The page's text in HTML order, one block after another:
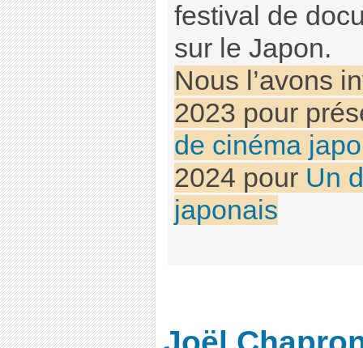
festival de
sur le Japon.
Nous l’avons
2023 pour
de cinéma
2024 pour Un
japonais